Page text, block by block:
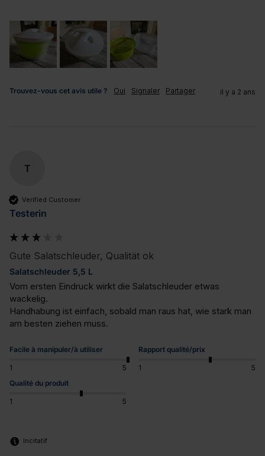
Trouvez-vous cet avis utile ? Oui Signaler Partager il y a 2 ans
T
Verified Customer
Testerin
Gute Salatschleuder, Qualität ok
Salatschleuder 5,5 L
Vom ersten Eindruck wirkt die Salatschleuder etwas
wackelig.
Handhabung ist einfach, sobald man raus hat, wie stark man
am besten ziehen muss.
Facile à manipuler/à utiliser
1 5
Rapport qualité/prix
1
5
Qualité du produit
1 5
Incitatif